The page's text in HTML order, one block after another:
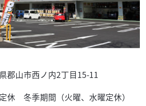
郡山市西ノ内2丁目15-11
休 冬季期間（火曜、水曜定休）